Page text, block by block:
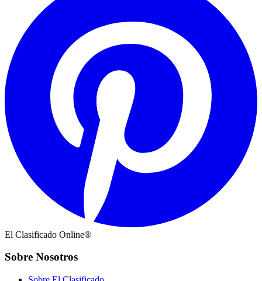
El Clasificado Online®
Sobre Nosotros